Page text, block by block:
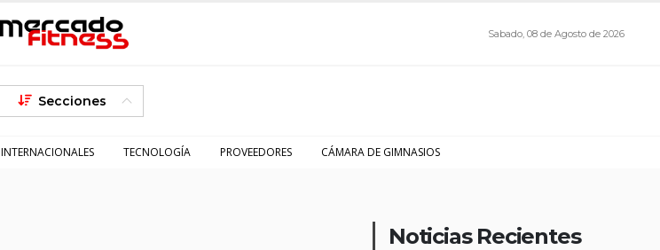
Sabado, 08 de Agosto de 2026
Secciones
INTERNACIONALES TECNOLOGÍA PROVEEDORES CÁMARA DE GIMNASIOS
Noticias Recientes